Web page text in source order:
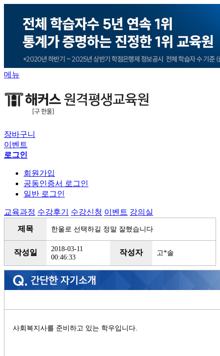
메뉴
장바구니
이벤트
로그인
회원가입
공동인증서 로그인
일반 로그인
교육과정 수강후기 수강신청 이벤트 강의실
제목
한울로 선택하길 정말 잘했습니다
작성일
2018-03-11
00:46:33
작성자 고*솔
사회복지사를 준비하고 있는 학우입니다.